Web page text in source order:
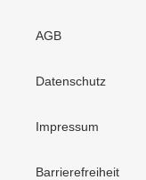
AGB
Datenschutz
Impressum
Barrierefreiheit